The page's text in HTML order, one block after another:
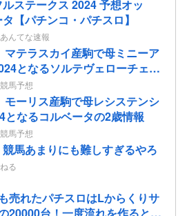
ステークス 2024 予想オッ
【パチンコ・パチスロ】
んてな速報
マテラスカイ産駒で母ミニーア
となるソルテヴェローチェの
馬予想
モーリス産駒で母レシステンシ
となるコルベータの2歳情報
馬予想
競馬あまりにも難しすぎるやろ
る
売れたパチスロはLからくりサ